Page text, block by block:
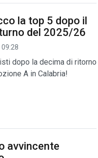
la top 5 dopo il
del 2025/26
dopo la decima di ritorno
A in Calabria!
avvincente